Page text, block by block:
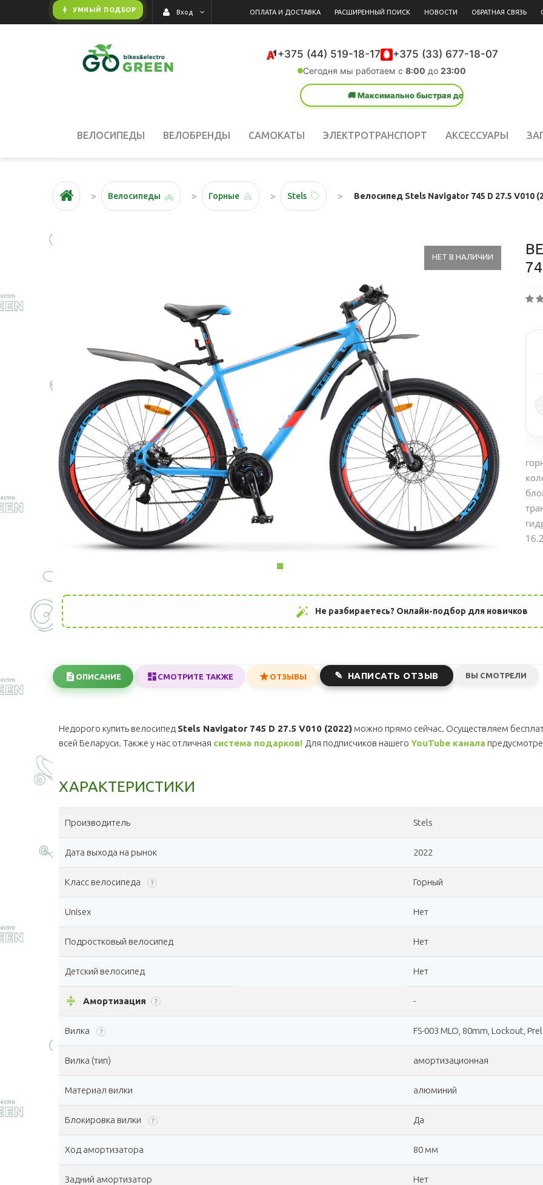
bolt УМНЫЙ ПОДБОР Вход ОПЛАТА И ДОСТАВКА РАСШИРЕННЫЙ ПОИСК НОВОСТИ ОБРАТНАЯ СВЯЗЬ
+375 (44) 519-18-17 +375 (33) 677-18-07
Сегодня мы работаем с 8:00 до 23:00
🚚 Максимально быстрая доставка в любую точку РБ — от 1
ВЕЛОСИПЕДЫ ВЕЛОБРЕНДЫ САМОКАТЫ ЭЛЕКТРОТРАНСПОРТ АКСЕССУАРЫ
Велосипеды Горные Stels Велосипед Stels Navigator 745 D 27.5 V010
НЕТ В НАЛИЧИИ
auto_fix_high Не разбираетесь? Онлайн-подбор для новичков
ОПИСАНИЕ СМОТРИТЕ ТАКЖЕ ОТЗЫВЫ НАПИСАТЬ ОТЗЫВ ВЫ СМОТРЕЛИ
Недорого купить велосипед Stels Navigator 745 D 27.5 V010 (2022) можно прямо сейчас. Осуществляем
всей Беларуси. Также у нас отличная система подарков! Для подписчиков нашего YouTube канала
ХАРАКТЕРИСТИКИ
Производитель Stels
Дата выхода на рынок 2022
Класс велосипеда ? Горный
Unisex Нет
Подростковый велосипед Нет
Детский велосипед Нет
compress Амортизация ? -
Вилка ? FS-003 MLO, 80mm, Lockout,
Вилка (тип) амортизационная
Материал вилки алюминий
Блокировка вилки ? Да
Ход амортизатора 80 мм
Задний амортизатор Нет